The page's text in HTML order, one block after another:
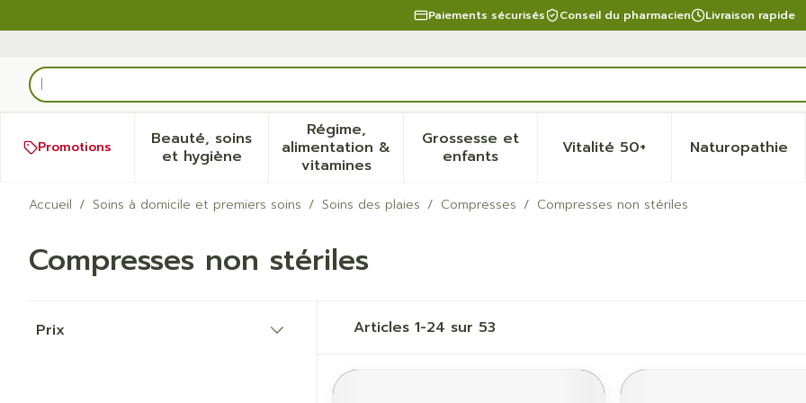
Paiements sécurisés Conseil du pharmacien Livraison rapide
Rechercher
Promotions
Beauté, soins
et hygièneAfficher le sous-menu pour la catégorie Beauté, soins et hygiène
Régime,
alimentation &
vitaminesAfficher le sous-menu pour la catégorie Régime, alimentation
Grossesse et
enfants
Afficher le sous-menu pour la catégorie
Vitalité 50+Afficher le sous-menu
Naturopathie
Afficher
Accueil / Soins à domicile et premiers soins / Soins des plaies / Compresses / Compresses non stériles
Compresses non stériles
Prix
Articles 1-24 sur 53